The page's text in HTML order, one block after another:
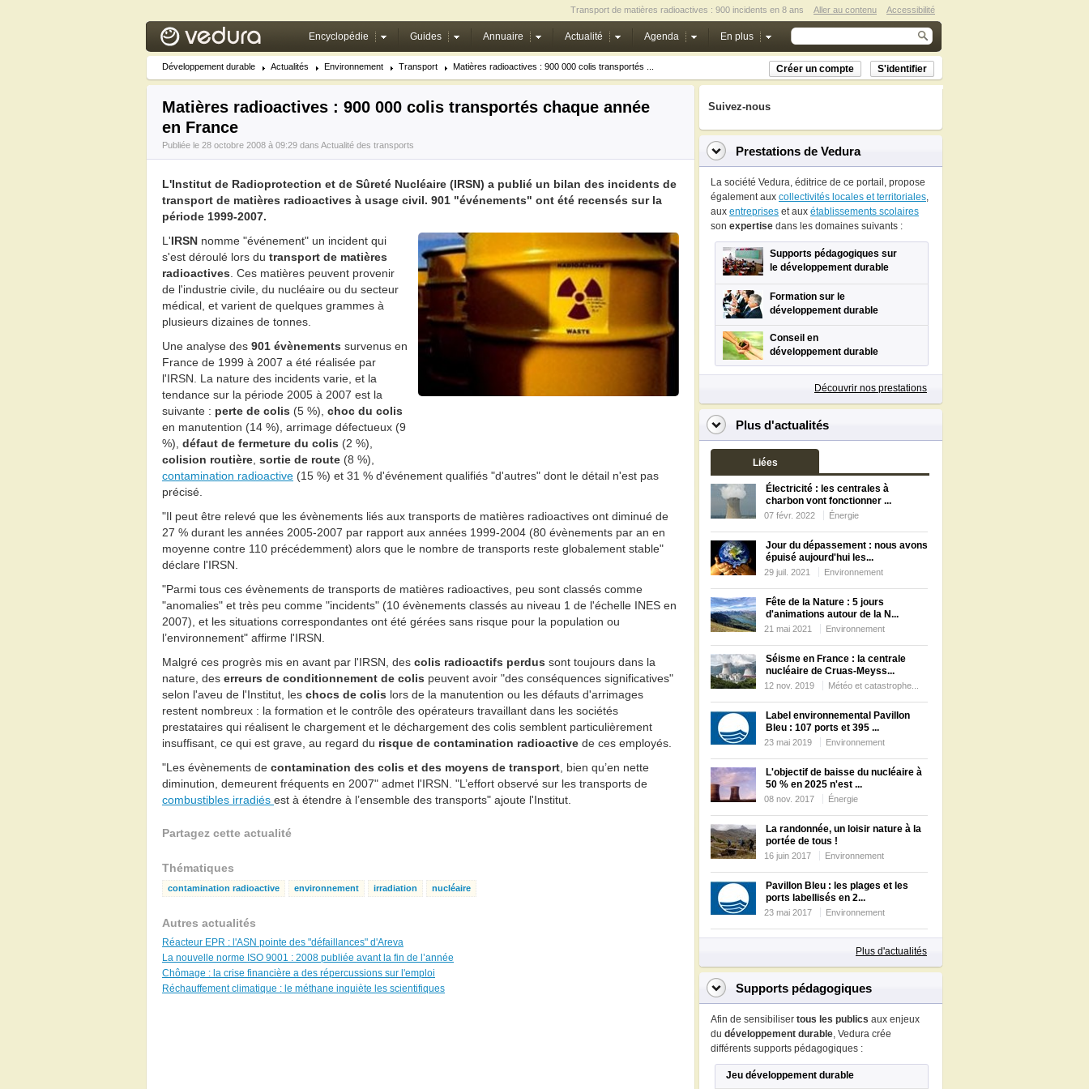
Accessibilité
Aller au contenu
Transport de matières radioactives : 900 incidents en 8 ans
Encyclopédie Guides Annuaire Actualité Agenda En plus
Développement durable Actualités Environnement Transport Matières radioactives : 900 000 colis transportés ... Créer un compte S'identifier
Matières radioactives : 900 000 colis transportés chaque année
en France
Publiée le 28 octobre 2008 à 09:29 dans Actualité des transports
L'Institut de Radioprotection et de Sûreté Nucléaire (IRSN) a publié un bilan des incidents de
transport de matières radioactives à usage civil. 901 "événements" ont été recensés sur la
période 1999-2007.
L'IRSN nomme "événement" un incident qui
s'est déroulé lors du transport de matières
radioactives . Ces matières peuvent provenir
de l'industrie civile, du nucléaire ou du secteur
médical, et varient de quelques grammes à
plusieurs dizaines de tonnes.
Une analyse des 901 évènements survenus en
France de 1999 à 2007 a été réalisée par
l'IRSN. La nature des incidents varie, et la
tendance sur la période 2005 à 2007 est la
suivante : perte de colis (5 %), choc du colis
en manutention (14 %), arrimage défectueux (9
%), défaut de fermeture du colis (2 %),
colision routière sortie de route (8 %),
contamination radioactive (15 %) et 31 % d'événement qualifiés "d'autres" dont le détail n'est pas
précisé.
"Il peut être relevé que les évènements liés aux transports de matières radioactives ont diminué de
27 % durant les années 2005-2007 par rapport aux années 1999-2004 (80 évènements par an en
moyenne contre 110 précédemment) alors que le nombre de transports reste globalement stable"
déclare l'IRSN.
"Parmi tous ces évènements de transports de matières radioactives, peu sont classés comme
"anomalies" et très peu comme "incidents" (10 évènements classés au niveau 1 de l'échelle INES en
2007), et les situations correspondantes ont été gérées sans risque pour la population ou
l’environnement" affirme l'IRSN.
Malgré ces progrès mis en avant par l'IRSN, des colis radioactifs perdus sont toujours dans la
nature, des erreurs de conditionnement de colis peuvent avoir "des conséquences significatives"
selon l'aveu de l'Institut, les chocs de colis lors de la manutention ou les défauts d'arrimages
restent nombreux : la formation et le contrôle des opérateurs travaillant dans les sociétés
prestataires qui réalisent le chargement et le déchargement des colis semblent particulièrement
insuffisant, ce qui est grave, au regard du risque de contamination radioactive de ces employés.
"Les évènements de contamination des colis et des moyens de transport , bien qu’en nette
diminution, demeurent fréquents en 2007" admet l'IRSN. "L’effort observé sur les transports de
combustibles irradiés est à étendre à l’ensemble des transports" ajoute l'Institut.
Partagez cette actualité
Thématiques
contamination radioactive environnement irradiation nucléaire
Autres actualités
Réacteur EPR : l'ASN pointe des "défaillances" d'Areva
La nouvelle norme ISO 9001 : 2008 publiée avant la fin de l’année
Chômage : la crise financière a des répercussions sur l'emploi
Réchauffement climatique : le méthane inquiète les scientifiques
Suivez-nous
Prestations de Vedura
La société Vedura, éditrice de ce portail, propose
également aux collectivités locales et territoriales,
aux entreprises et aux établissements scolaires
son expertise dans les domaines suivants :
Supports pédagogiques sur
le développement durable
Formation sur le
développement durable
Conseil en
développement durable
Découvrir nos prestations
Plus d'actualités
Liées
Électricité : les centrales à
charbon vont fonctionner ...
07 févr. 2022 Énergie
Jour du dépassement : nous avons
épuisé aujourd'hui les...
29 juil. 2021 Environnement
Fête de la Nature : 5 jours
d'animations autour de la N...
21 mai 2021 Environnement
Séisme en France : la centrale
nucléaire de Cruas-Meyss...
12 nov. 2019 Météo et catastrophe...
Label environnemental Pavillon
Bleu : 107 ports et 395 ...
23 mai 2019 Environnement
L'objectif de baisse du nucléaire à
50 % en 2025 n'est ...
08 nov. 2017 Énergie
La randonnée, un loisir nature à la
portée de tous !
16 juin 2017 Environnement
Pavillon Bleu : les plages et les
ports labellisés en 2...
23 mai 2017 Environnement
Plus d'actualités
Supports pédagogiques
Afin de sensibiliser tous les publics aux enjeux
du développement durable, Vedura crée
différents supports pédagogiques :
Jeu développement durable